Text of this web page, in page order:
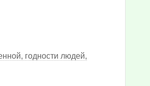
годности людей,